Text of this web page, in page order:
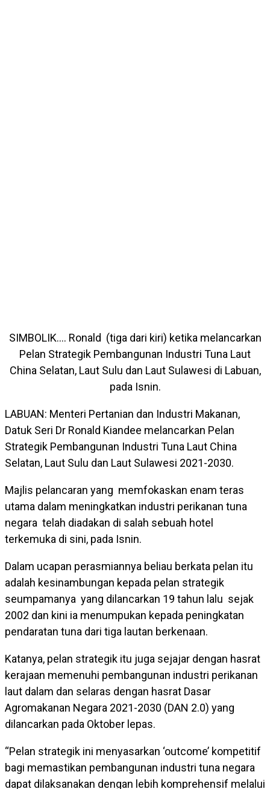
SIMBOLIK…. Ronald (tiga dari kiri) ketika melancarkan
Pelan Strategik Pembangunan Industri Tuna Laut
China Selatan, Laut Sulu dan Laut Sulawesi di Labuan,
pada Isnin.
LABUAN: Menteri Pertanian dan Industri Makanan,
Datuk Seri Dr Ronald Kiandee melancarkan Pelan
Strategik Pembangunan Industri Tuna Laut China
Selatan, Laut Sulu dan Laut Sulawesi 2021-2030.
Majlis pelancaran yang memfokaskan enam teras
utama dalam meningkatkan industri perikanan tuna
negara telah diadakan di salah sebuah hotel
terkemuka di sini, pada Isnin.
Dalam ucapan perasmiannya beliau berkata pelan itu
adalah kesinambungan kepada pelan strategik
seumpamanya yang dilancarkan 19 tahun lalu sejak
2002 dan kini ia menumpukan kepada peningkatan
pendaratan tuna dari tiga lautan berkenaan.
Katanya, pelan strategik itu juga sejajar dengan hasrat
kerajaan memenuhi pembangunan industri perikanan
laut dalam dan selaras dengan hasrat Dasar
Agromakanan Negara 2021-2030 (DAN 2.0) yang
dilancarkan pada Oktober lepas.
“Pelan strategik ini menyasarkan ‘outcome’ kompetitif
bagi memastikan pembangunan industri tuna negara
dapat dilaksanakan dengan lebih komprehensif melalui